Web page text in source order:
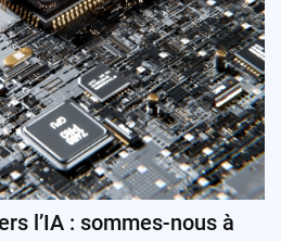
l’IA : sommes-nous à